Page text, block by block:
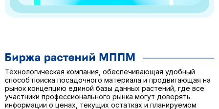
Технологическая компания, обеспечивающая удобный
способ поиска посадочного материала и продвигающая на
рынок концепцию единой базы данных растений, где все
участники профессионального рынка могут доверять
информации о ценах, текущих остатках и планируемом